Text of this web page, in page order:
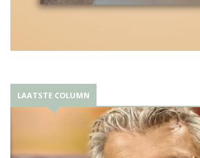
LAATSTE COLUMN